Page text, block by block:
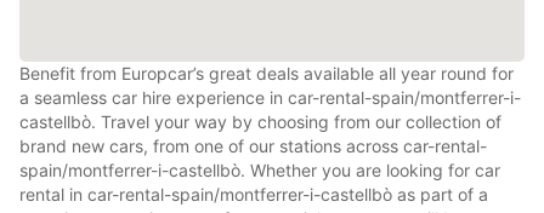
Benefit from Europcar’s great deals available all year round for
a seamless car hire experience in car-rental-spain/montferrer-i-
castellbò. Travel your way by choosing from our collection of
brand new cars, from one of our stations across car-rental-
spain/montferrer-i-castellbò. Whether you are looking for car
rental in car-rental-spain/montferrer-i-castellbò as part of a